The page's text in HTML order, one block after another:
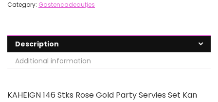
Category: Gastencadeautjes
Description
Additional information
KAHEIGN 146 Stks Rose Gold Party Servies Set Kan